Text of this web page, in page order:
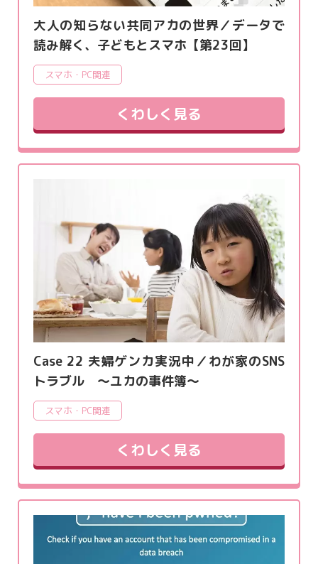
大人の知らない共同アカの世界／データで
読み解く、子どもとスマホ【第23回】
スマホ・PC関連
くわしく見る
Case 22 夫婦ゲンカ実況中／わが家のSNS
トラブル ～ユカの事件簿～
スマホ・PC関連
くわしく見る